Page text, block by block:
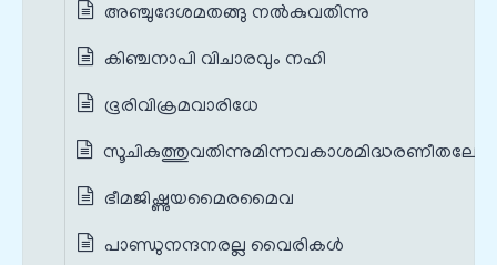
അഞ്ചുദേശമതങ്ങു നല്‍കുവതിന്നു
കിഞ്ചനാപി വിചാരവും നഹി
ഭൂരിവിക്രമവാരിധേ
സൂചികുത്തുവതിന്നുമിന്നവകാശമിദ്ധരണീതലേ
ഭീമജിഷ്ണുയമൈരമൈവ
പാണ്ഡുനന്ദനരല്ല വൈരികള്‍